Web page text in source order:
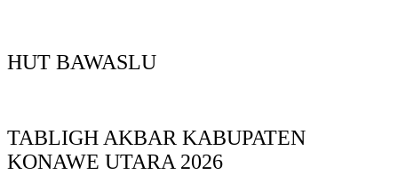
HUT BAWASLU
TABLIGH AKBAR KABUPATEN
KONAWE UTARA 2026